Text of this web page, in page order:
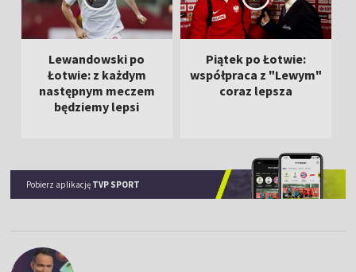
Lewandowski po
Łotwie: z każdym
następnym meczem
będziemy lepsi
Piątek po Łotwie:
współpraca z "Lewym"
coraz lepsza
Pobierz aplikację TVP SPORT